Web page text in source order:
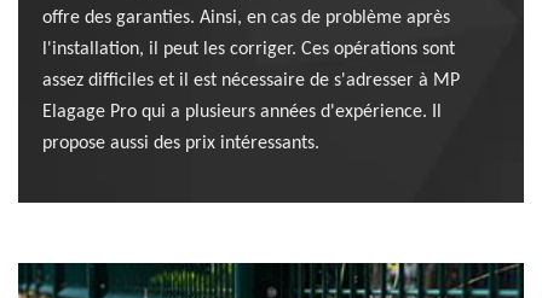
offre des garanties. Ainsi, en cas de problème après
l'installation, il peut les corriger. Ces opérations sont
assez difficiles et il est nécessaire de s'adresser à MP
Elagage Pro qui a plusieurs années d'expérience. Il
propose aussi des prix intéressants.